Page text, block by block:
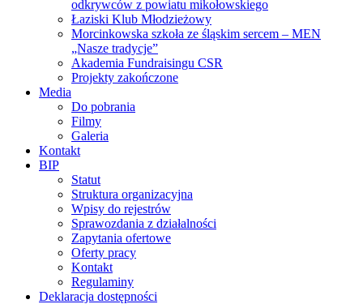
odkrywców z powiatu mikołowskiego
Łaziski Klub Młodzieżowy
Morcinkowska szkoła ze śląskim sercem – MEN
„Nasze tradycje”
Akademia Fundraisingu CSR
Projekty zakończone
Media
Do pobrania
Filmy
Galeria
Kontakt
BIP
Statut
Struktura organizacyjna
Wpisy do rejestrów
Sprawozdania z działalności
Zapytania ofertowe
Oferty pracy
Kontakt
Regulaminy
Deklaracja dostępności